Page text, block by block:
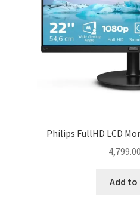
Philips FullHD LCD
4,799.00
Add